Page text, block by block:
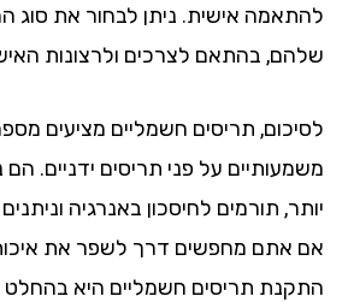
אישית. ניתן לבחור את סוג
בהתאם לצרכים ולרצונות האישיים.
תריסים חשמליים מציעים מספר
על פני תריסים ידניים. הם
תורמים לחיסכון באנרגיה וניתנים
אתם מחפשים דרך לשפר את איכות
תריסים חשמליים היא בהחלט